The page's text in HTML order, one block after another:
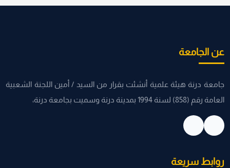
عن الجامعة
جامعة درنة هيئة علمية أنشئت بقرار من السيد / أمين اللجنة الشعبية
العامة رقم (858) لسنة 1994 بمدينة درنة وسميت بجامعة درنة،
روابط سريعة